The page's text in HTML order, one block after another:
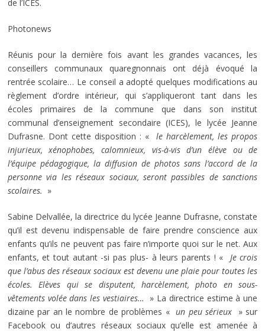
de l’ICES.
Photonews
Réunis pour la dernière fois avant les grandes vacances, les
conseillers communaux quaregnonnais ont déjà évoqué la
rentrée scolaire… Le conseil a adopté quelques modifications au
règlement d’ordre intérieur, qui s’appliqueront tant dans les
écoles primaires de la commune que dans son institut
communal d’enseignement secondaire (ICES), le lycée Jeanne
Dufrasne. Dont cette disposition : «le harcèlement, les propos
injurieux, xénophobes, calomnieux, vis-à-vis d’un élève ou de
l’équipe pédagogique, la diffusion de photos sans l’accord de la
personne via les réseaux sociaux, seront passibles de sanctions
scolaires. »
Sabine Delvallée, la directrice du lycée Jeanne Dufrasne, constate
qu’il est devenu indispensable de faire prendre conscience aux
enfants qu’ils ne peuvent pas faire n’importe quoi sur le net. Aux
enfants, et tout autant -si pas plus- à leurs parents ! « Je crois
que l’abus des réseaux sociaux est devenu une plaie pour toutes les
écoles. Elèves qui se disputent, harcèlement, photo en sous-
vêtements volée dans les vestiaires… » La directrice estime à une
dizaine par an le nombre de problèmes «un peu sérieux » sur
Facebook ou d’autres réseaux sociaux qu’elle est amenée à